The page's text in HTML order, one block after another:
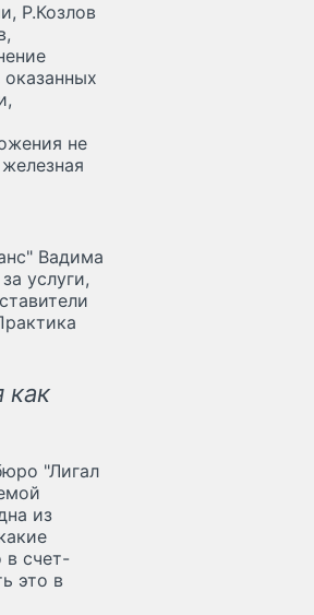
Р.Козлов
не
Вадима
услуги,
как
"Лигал
из
в счет-
это в